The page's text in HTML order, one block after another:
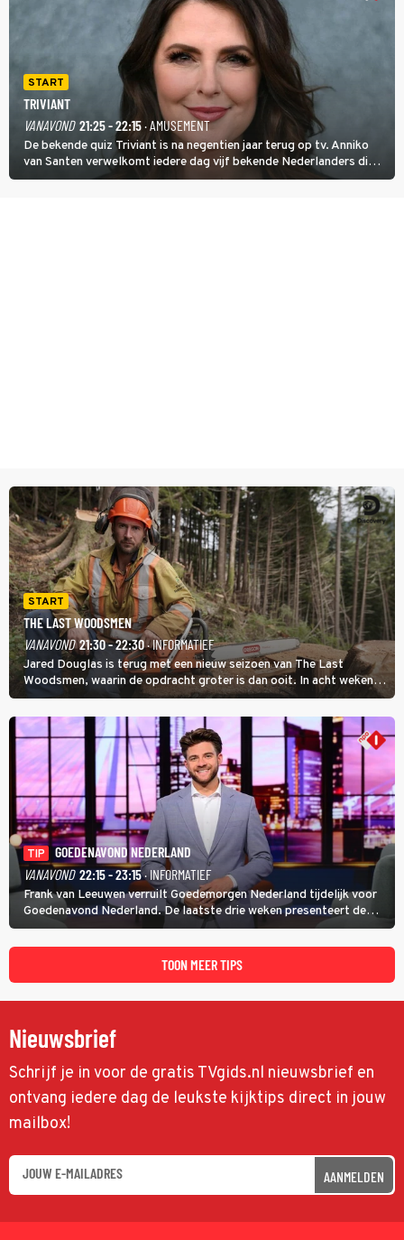
START
TRIVIANT
VANAVOND 21:25 - 22:15· AMUSEMENT
De bekende quiz Triviant is na negentien jaar terug op tv. Anniko
van Santen verwelkomt iedere dag vijf bekende Nederlanders die
vragen beantwoorden in verschillende categorieën. De beste
START
THE LAST WOODSMEN
VANAVOND 21:30 - 22:30· INFORMATIEF
Jared Douglas is terug met een nieuw seizoen van The Last
Woodsmen, waarin de opdracht groter is dan ooit. In acht weken
tijd probeert hij een miljoen dollar bij elkaar te vergaren om de
toekomst van het houthakkersbedrijf te verzekeren.
TIP
GOEDENAVOND NEDERLAND
VANAVOND 22:15 - 23:15· INFORMATIEF
Frank van Leeuwen verruilt Goedemorgen Nederland tijdelijk voor
Goedenavond Nederland. De laatste drie weken presenteert de
journalist en De Slimste Mens-winnaar deze avondtalkshow om en
om met Sam Hagens, die er al vanaf het begin bij is.
TOON MEER TIPS
Nieuwsbrief
Schrijf je in voor de gratis TVgids.nl nieuwsbrief en
ontvang iedere dag de leukste kijktips direct in jouw
mailbox!
AANMELDEN